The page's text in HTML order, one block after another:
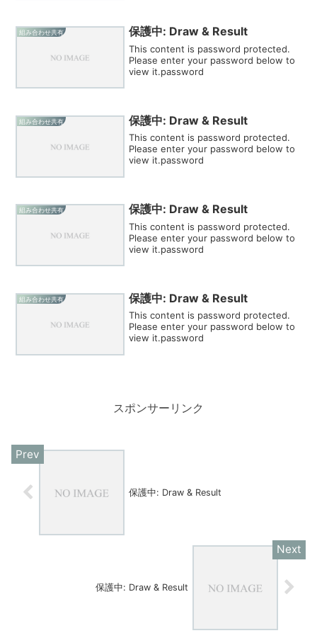
組み合わせ共有 保護中: Draw & Result
This content is password protected.
Please enter your password below to
view it.password
組み合わせ共有 保護中: Draw & Result
This content is password protected.
Please enter your password below to
view it.password
組み合わせ共有 保護中: Draw & Result
This content is password protected.
Please enter your password below to
view it.password
組み合わせ共有 保護中: Draw & Result
This content is password protected.
Please enter your password below to
view it.password
スポンサーリンク
保護中: Draw & Result
保護中: Draw & Result